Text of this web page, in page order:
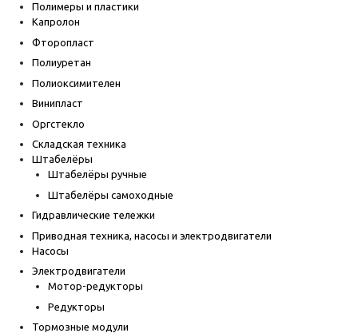
Полимеры и пластики
Капролон
Фторопласт
Полиуретан
Полиоксимителен
Винипласт
Оргстекло
Складская техника
Штабелёры
Штабелёры ручные
Штабелёры самоходные
Гидравлические тележки
Приводная техника, насосы и электродвигатели
Насосы
Электродвигатели
Мотор-редукторы
Редукторы
Тормозные модули